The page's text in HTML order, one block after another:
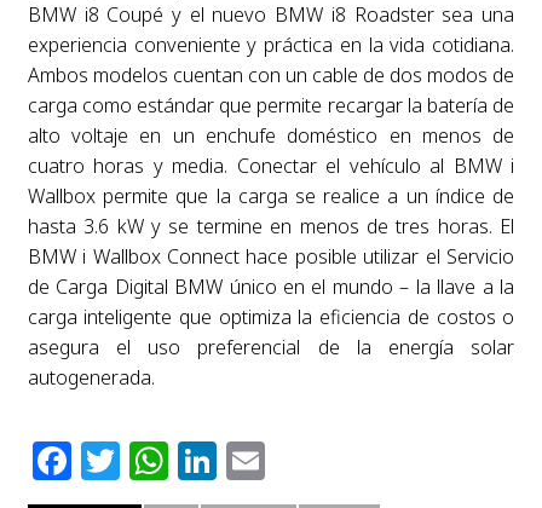
BMW i8 Coupé y el nuevo BMW i8 Roadster sea una
experiencia conveniente y práctica en la vida cotidiana.
Ambos modelos cuentan con un cable de dos modos de
carga como estándar que permite recargar la batería de
alto voltaje en un enchufe doméstico en menos de
cuatro horas y media. Conectar el vehículo al BMW i
Wallbox permite que la carga se realice a un índice de
hasta 3.6 kW y se termine en menos de tres horas. El
BMW i Wallbox Connect hace posible utilizar el Servicio
de Carga Digital BMW único en el mundo – la llave a la
carga inteligente que optimiza la eficiencia de costos o
asegura el uso preferencial de la energía solar
autogenerada.
Facebook
Twitter
WhatsApp
LinkedIn
Email